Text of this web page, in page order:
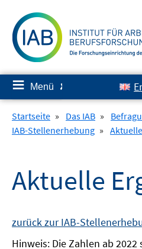
zum
Inhalt
≡ Menü ✘
Startseite » Das IAB »
IAB-Stellenerhebung »
Aktuelle
zurück zur IAB-
Hinweis: Die Zahlen ab